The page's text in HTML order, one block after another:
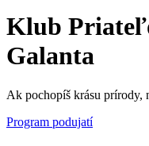
Klub
Galanta
Ak pochopíš krásu prírody,
Program podujatí